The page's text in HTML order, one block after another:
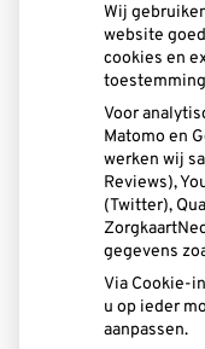
Duimzuigen
Veel peuters
vinger.
tong bij het
en drukken
ondertanden.
speenzuigen
de stand van
Wij
website
cookies en
Voor
Matomo en
werken wij
Reviews),
(Twitter),
gegevens
Via Cookie-
u op ieder
aanpassen.